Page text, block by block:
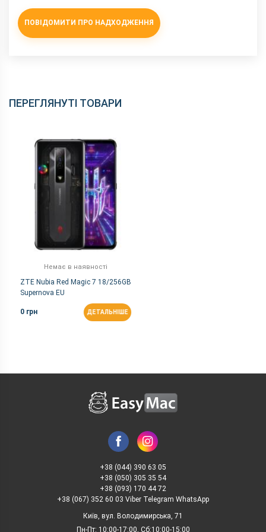
ПОВІДОМИТИ ПРО НАДХОДЖЕННЯ
ПЕРЕГЛЯНУТІ ТОВАРИ
Немає в наявності
ZTE Nubia Red Magic 7 18/256GB
Supernova EU
0 грн ДЕТАЛЬНІШЕ
+38 (044) 390 63 05
+38 (050) 305 35 54
+38 (093) 170 44 72
+38 (067) 352 60 03 Viber Telegram WhatsApp
Київ, вул. Володимирська, 71
Пн-Пт: 10:00-17:00, Сб:10:00-15:00